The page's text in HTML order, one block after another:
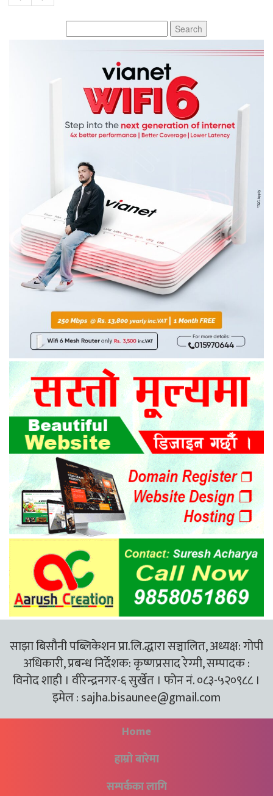
for:
साझा बिसौनी पब्लिकेशन प्रा.लि.द्धारा सञ्चालित, अध्यक्ष: गोपी
अधिकारी, प्रबन्ध निर्देशक: कृष्णप्रसाद रेग्मी, सम्पादक :
विनोद शाही । वीरेन्द्रनगर-६ सुर्खेत । फोन नं. ०८३-५२०९८८ ।
इमेल :sajha.bisaunee@gmail.com
Home
हाम्रो बारेमा
सम्पर्कका लागि